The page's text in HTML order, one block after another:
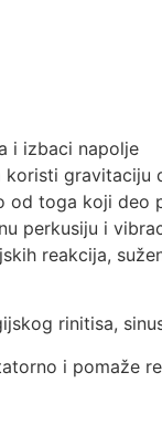
i izbaci napolje
od toga koji deo
perkusiju i
reakcija,
rinitisa,
i pomaže